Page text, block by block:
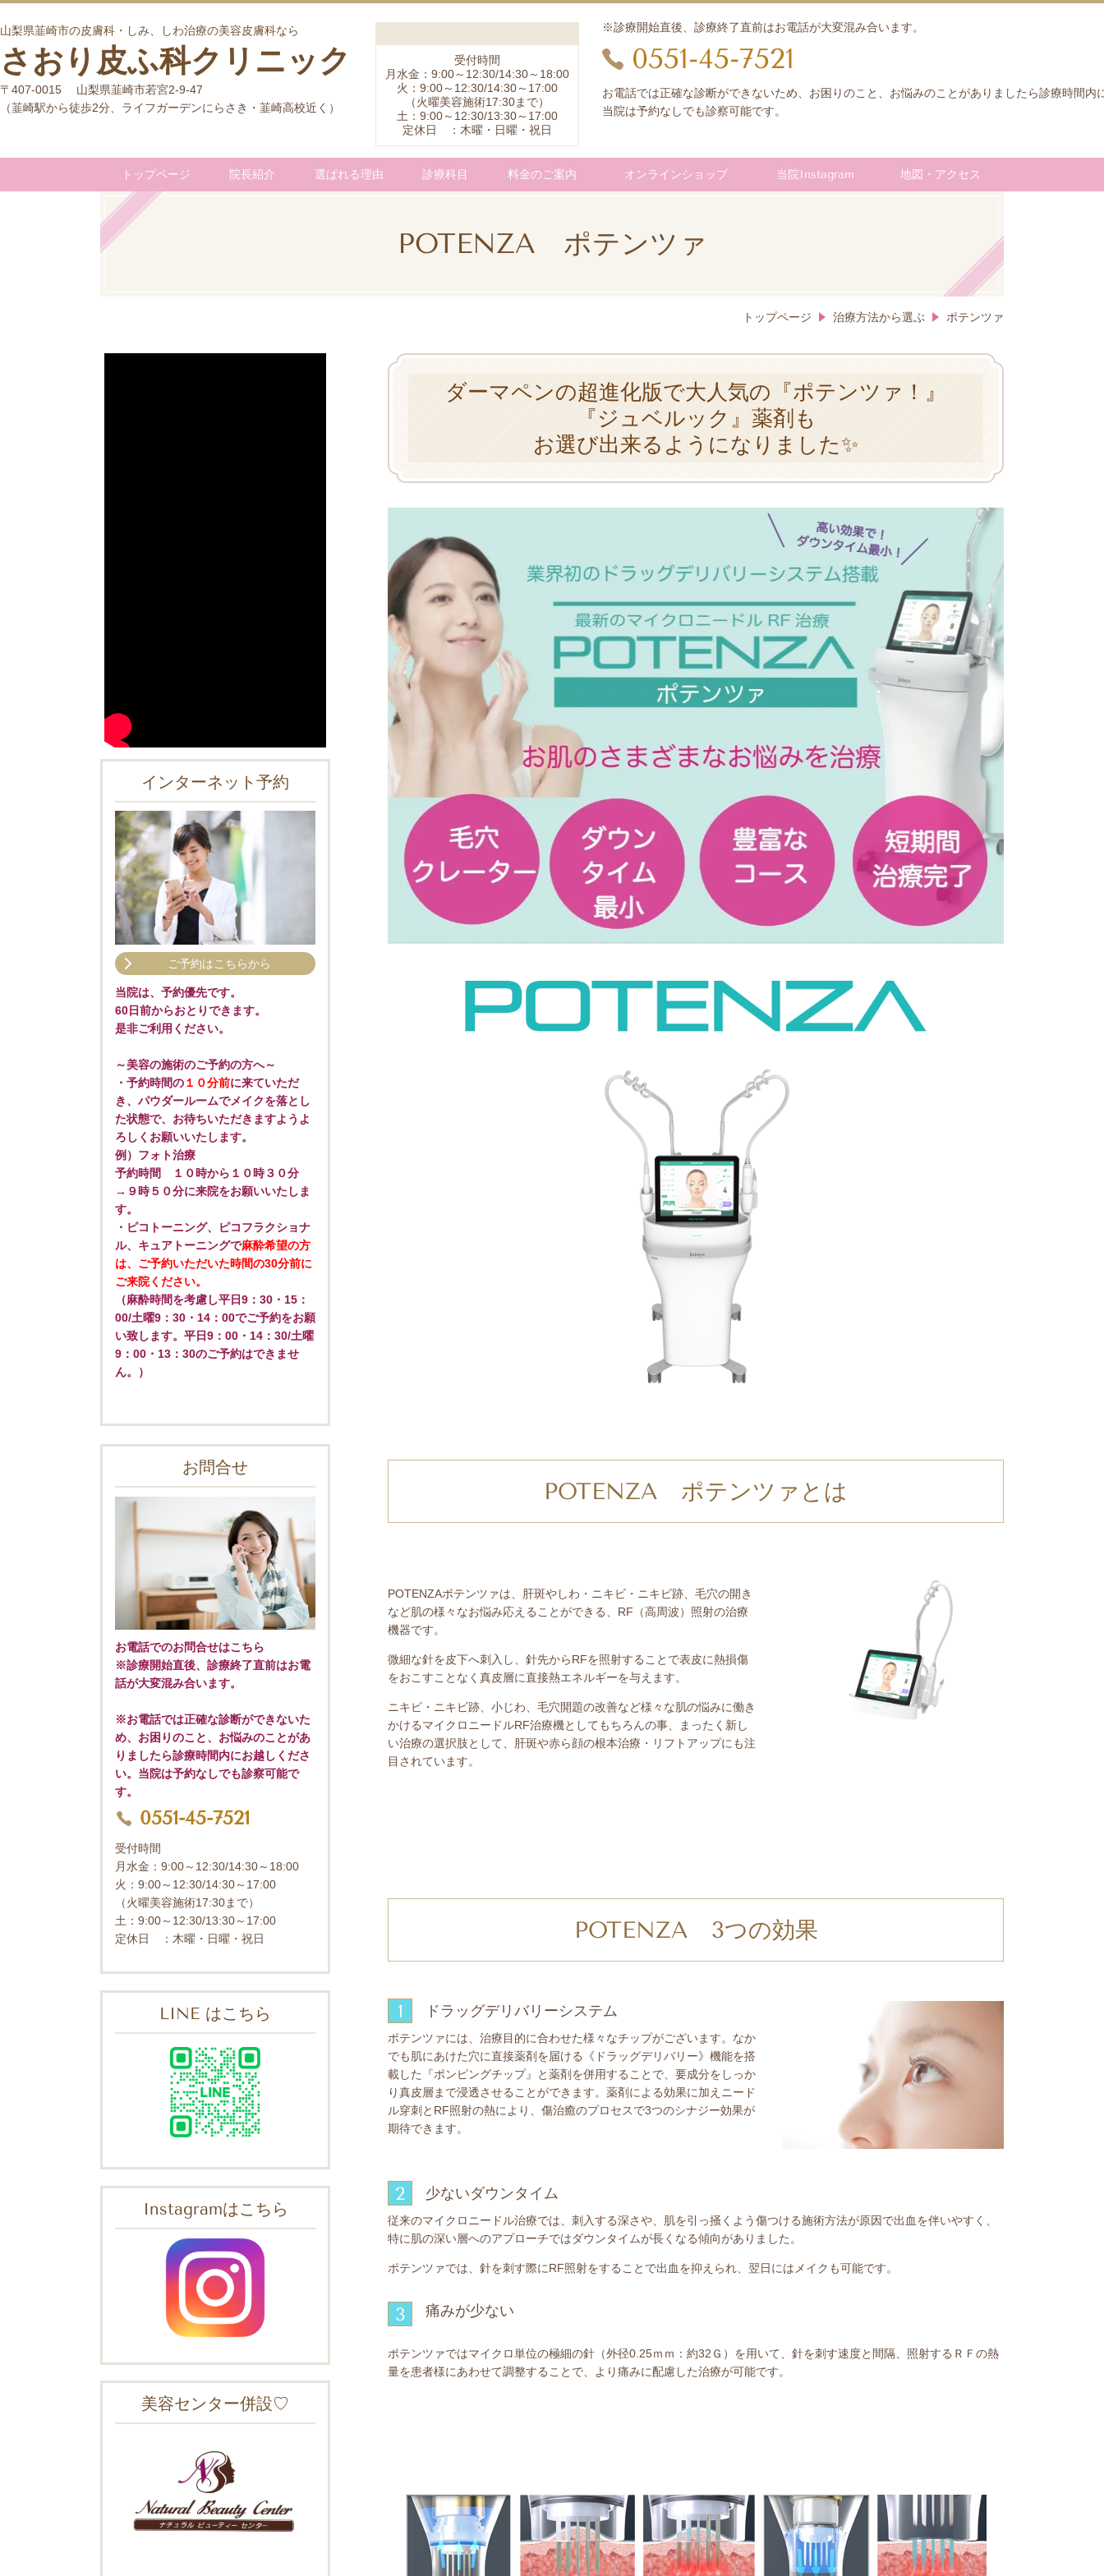
山梨県韮崎市の皮膚科・しみ、しわ治療の美容皮膚科なら
さおり皮ふ科クリニック
〒407-0015 山梨県韮崎市若宮2-9-47
（韮崎駅から徒歩2分、ライフガーデンにらさき・韮崎高校近く）
受付時間
月水金：9:00～12:30/14:30～18:00
火：9:00～12:30/14:30～17:00
（火曜美容施術17:30まで）
土：9:00～12:30/13:30～17:00
定休日 ：木曜・日曜・祝日
※診療開始直後、診療終了直前はお電話が大変混み合います。
0551-45-7521
お電話では正確な診断ができないため、お困りのこと、お悩みのことがありましたら診療時間内
当院は予約なしでも診察可能です。
トップページ 院長紹介 選ばれる理由 診療科目 料金のご案内 オンラインショップ 当院Instagram 地図・アクセス
POTENZA ポテンツァ
トップページ 治療方法から選ぶ ポテンツァ
ダーマペンの超進化版で大人気の『ポテンツァ！』
『ジュベルック』薬剤も
お選び出来るようになりました✨
POTENZA ポテンツァとは
POTENZAポテンツァは、肝斑やしわ・ニキビ・ニキビ跡、毛穴の開き
など肌の様々なお悩み応えることができる、RF（高周波）照射の治療
機器です。
微細な針を皮下へ刺入し、針先からRFを照射することで表皮に熱損傷
をおこすことなく真皮層に直接熱エネルギーを与えます。
ニキビ・ニキビ跡、小じわ、毛穴開題の改善など様々な肌の悩みに働き
かけるマイクロニードルRF治療機としてもちろんの事、まったく新し
い治療の選択肢として、肝斑や赤ら顔の根本治療・リフトアップにも注
目されています。
POTENZA 3つの効果
1 ドラッグデリバリーシステム
ポテンツァには、治療目的に合わせた様々なチップがございます。なか
でも肌にあけた穴に直接薬剤を届ける《ドラッグデリバリー》機能を搭
載した『ポンピングチップ』と薬剤を併用することで、要成分をしっか
り真皮層まで浸透させることができます。薬剤による効果に加えニード
ル穿刺とRF照射の熱により、傷治癒のプロセスで3つのシナジー効果が
期待できます。
2 少ないダウンタイム
従来のマイクロニードル治療では、刺入する深さや、肌を引っ掻くよう傷つける施術方法が原因で出血を伴いやすく、
特に肌の深い層へのアプローチではダウンタイムが長くなる傾向がありました。
ポテンツァでは、針を刺す際にRF照射をすることで出血を抑えられ、翌日にはメイクも可能です。
3 痛みが少ない
ポテンツァではマイクロ単位の極細の針（外径0.25ｍｍ：約32Ｇ）を用いて、針を刺す速度と間隔、照射するＲＦの熱
量を患者様にあわせて調整することで、より痛みに配慮した治療が可能です。
インターネット予約
ご予約はこちらから
当院は、予約優先です。
60日前からおとりできます。
是非ご利用ください。
～美容の施術のご予約の方へ～
・予約時間の１０分前に来ていただ
き、パウダールームでメイクを落とし
た状態で、お待ちいただきますようよ
ろしくお願いいたします。
例）フォト治療
予約時間 １０時から１０時３０分
→９時５０分に来院をお願いいたしま
す。
・ピコトーニング、ピコフラクショナ
ル、キュアトーニングで麻酔希望の方
は、ご予約いただいた時間の30分前に
ご来院ください。
（麻酔時間を考慮し平日9：30・15：
00/土曜9：30・14：00でご予約をお願
い致します。平日9：00・14：30/土曜
9：00・13：30のご予約はできませ
ん。）
お問合せ
お電話でのお問合せはこちら
※診療開始直後、診療終了直前はお電
話が大変混み合います。
※お電話では正確な診断ができないた
め、お困りのこと、お悩みのことがあ
りましたら診療時間内にお越しくださ
い。当院は予約なしでも診察可能で
す。
0551-45-7521
受付時間
月水金：9:00～12:30/14:30～18:00
火：9:00～12:30/14:30～17:00
（火曜美容施術17:30まで）
土：9:00～12:30/13:30～17:00
定休日 ：木曜・日曜・祝日
LINE はこちら
Instagramはこちら
美容センター併設♡